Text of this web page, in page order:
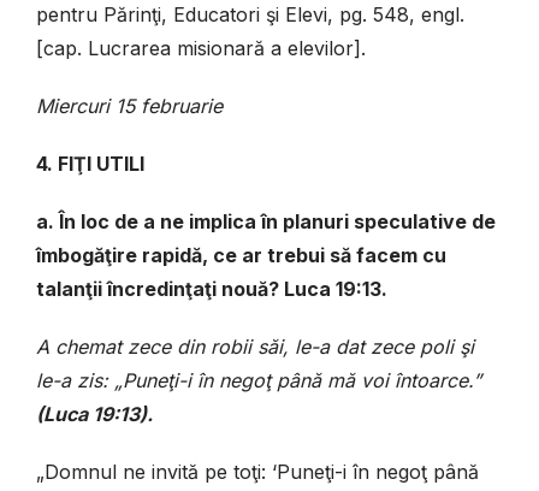
pentru Părinţi, Educatori şi Elevi, pg. 548, engl.
[cap. Lucrarea misionară a elevilor].
Miercuri 15 februarie
4. FIŢI UTILI
a. În loc de a ne implica în planuri speculative de
îmbogăţire rapidă, ce ar trebui să facem cu
talanţii încredinţaţi nouă? Luca 19:13.
A chemat zece din robii săi, le-a dat zece poli şi
le-a zis: „Puneţi-i în negoţ până mă voi întoarce.”
(Luca 19:13).
„Domnul ne invită pe toţi: ‘Puneţi-i în negoţ până